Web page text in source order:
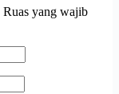
Ruas yang wajib